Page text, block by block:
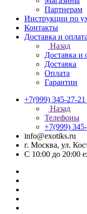
Партнерам
Инструкции по
Контакты
Доставка и оплата
Назад
Доставка и
Доставка
Оплата
Гарантии
+7(999) 345-27-21
Назад
Телефоны
+7(999)
info@exotiks.ru
г. Москва, ул.
С 10:00 до 20:00